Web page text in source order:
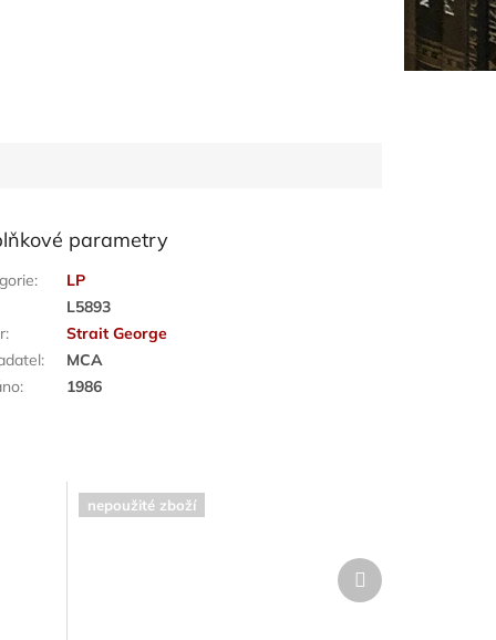
parametry
:
LP
L5893
:
Strait George
:
MCA
: 1986
nepoužité zboží
Další
produkt